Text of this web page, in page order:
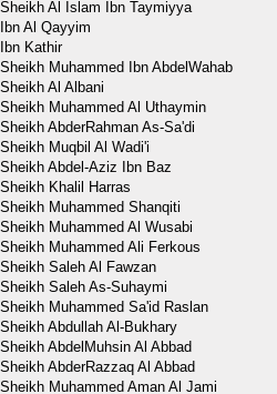
Sheikh Al Islam Ibn Taymiyya
Ibn Al Qayyim
Ibn Kathir
Sheikh Muhammed Ibn AbdelWahab
Sheikh Al Albani
Sheikh Muhammed Al Uthaymin
Sheikh AbderRahman As-Sa'di
Sheikh Muqbil Al Wadi'i
Sheikh Abdel-Aziz Ibn Baz
Sheikh Khalil Harras
Sheikh Muhammed Shanqiti
Sheikh Muhammed Al Wusabi
Sheikh Muhammed Ali Ferkous
Sheikh Saleh Al Fawzan
Sheikh Saleh As-Suhaymi
Sheikh Muhammed Sa'id Raslan
Sheikh Abdullah Al-Bukhary
Sheikh AbdelMuhsin Al Abbad
Sheikh AbderRazzaq Al Abbad
Sheikh Muhammed Aman Al Jami